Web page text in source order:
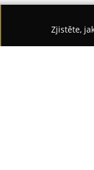
Zjistěte,